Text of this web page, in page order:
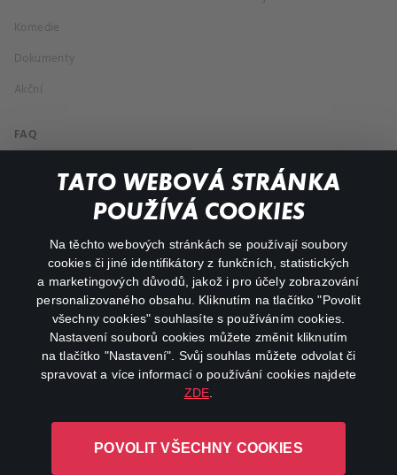
TATO WEBOVÁ STRÁNKA
POUŽÍVÁ COOKIES
Na těchto webových stránkách se používají soubory
cookies či jiné identifikátory z funkčních, statistických
a marketingových důvodů, jakož i pro účely zobrazování
personalizovaného obsahu. Kliknutím na tlačítko "Povolit
všechny cookies" souhlasíte s používáním cookies.
Nastavení souborů cookies můžete změnit kliknutím
na tlačítko "Nastavení". Svůj souhlas můžete odvolat či
spravovat a více informací o používání cookies najdete
ZDE
POVOLIT VŠECHNY COOKIES
Komedie
Dokumenty
Akční
FAQ
Můj účet
Důležité odkazy
facebookinstagram
youtube
L-1246 Luxembourg R.C.S.